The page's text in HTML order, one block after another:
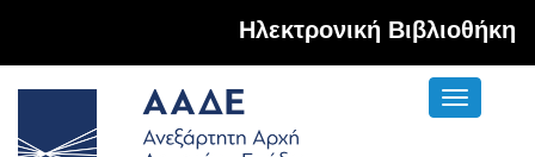
Hλεκτρονική Βιβλιοθήκη
Toggle